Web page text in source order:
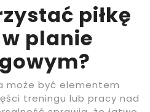
piłkę
planie
może być elementem
treningu lub pracy nad